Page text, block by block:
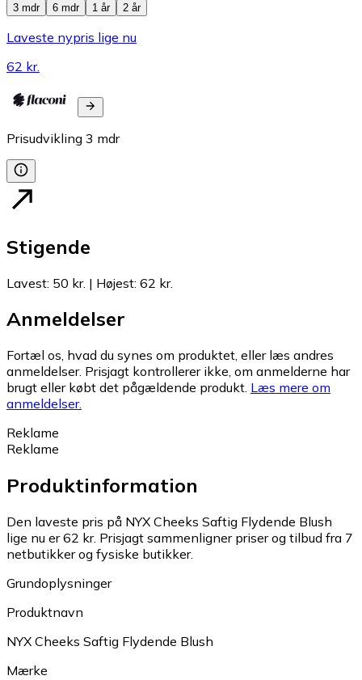
3 mdr
6 mdr 1 år 2 år
Laveste nypris lige nu
62 kr.
Prisudvikling 3 mdr
Stigende
Lavest: 50 kr. | Højest: 62 kr.
Anmeldelser
Fortæl os, hvad du synes om produktet, eller læs andres
anmeldelser. Prisjagt kontrollerer ikke, om anmelderne har
brugt eller købt det pågældende produkt. Læs mere om
anmeldelser.
Reklame
Reklame
Produktinformation
Den laveste pris på NYX Cheeks Saftig Flydende Blush
lige nu er 62 kr. Prisjagt sammenligner priser og tilbud fra 7
netbutikker og fysiske butikker.
Grundoplysninger
Produktnavn
NYX Cheeks Saftig Flydende Blush
Mærke